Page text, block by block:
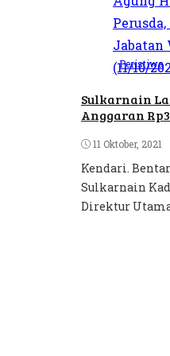
Peristiwa
Sulkarnain
Anggaran
11 Oktober, 2021
Kendari.
Sulkarnain
Direktur